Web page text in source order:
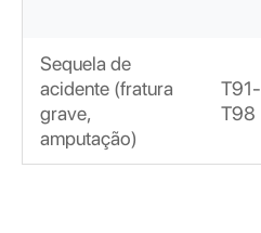
Sequela de
acidente (fratura
grave,
amputação)
T91-
T98